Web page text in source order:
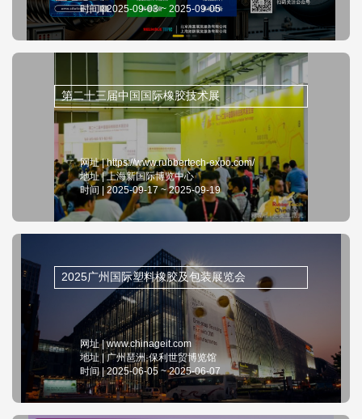
时间 | 2025-09-03 ~ 2025-09-05
第二十三届中国国际橡胶技术展
网址 | https://www.rubbertech-expo.com/
地址 | 上海新国际博览中心
时间 | 2025-09-17 ~ 2025-09-19
2025广州国际塑料橡胶及包装展览会
网址 | www.chinageit.com
地址 | 广州琶洲·保利世贸博览馆
时间 | 2025-06-05 ~ 2025-06-07